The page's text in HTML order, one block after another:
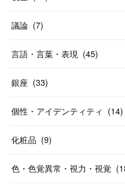
議論 (7)
言語・言葉・表現 (45)
銀座 (33)
個性・アイデンティティ (14)
化粧品 (9)
色・色覚異常・視力・視覚 (